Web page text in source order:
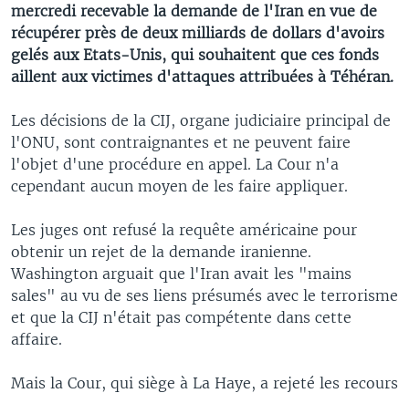
mercredi recevable la demande de l'Iran en vue de
récupérer près de deux milliards de dollars d'avoirs
gelés aux Etats-Unis, qui souhaitent que ces fonds
aillent aux victimes d'attaques attribuées à Téhéran.
Les décisions de la CIJ, organe judiciaire principal de
l'ONU, sont contraignantes et ne peuvent faire
l'objet d'une procédure en appel. La Cour n'a
cependant aucun moyen de les faire appliquer.
Les juges ont refusé la requête américaine pour
obtenir un rejet de la demande iranienne.
Washington arguait que l'Iran avait les "mains
sales" au vu de ses liens présumés avec le terrorisme
et que la CIJ n'était pas compétente dans cette
affaire.
Mais la Cour, qui siège à La Haye, a rejeté les recours